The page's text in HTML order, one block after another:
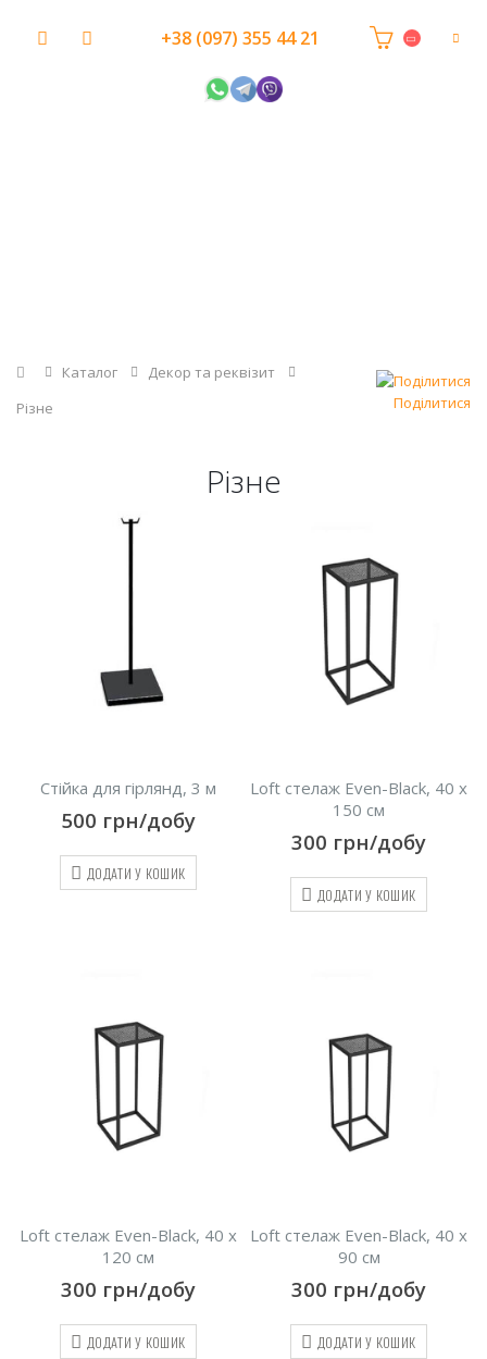
+38 (097) 355 44 21
Головна
Каталог
Декор та реквізит
Різне
Поділитися
Різне
Стійка для гірлянд, 3 м
500 грн/добу
ДОДАТИ У КОШИК
Loft стелаж Even-Black, 40 х
150 см
300 грн/добу
ДОДАТИ У КОШИК
Loft стелаж Even-Black, 40 х
120 см
300 грн/добу
ДОДАТИ У КОШИК
Loft стелаж Even-Black, 40 х
90 см
300 грн/добу
ДОДАТИ У КОШИК